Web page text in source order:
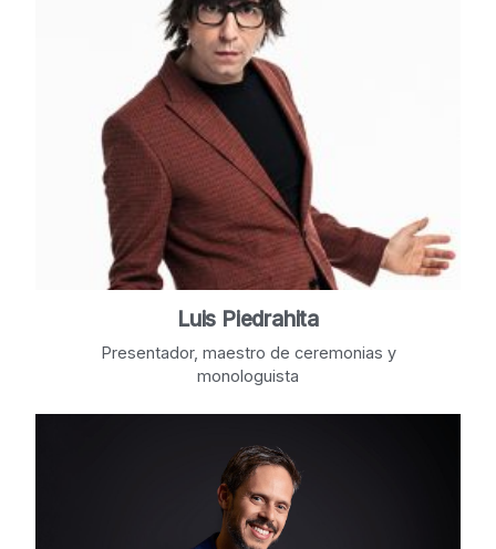
Luis Piedrahita
Presentador, maestro de ceremonias y
monologuista